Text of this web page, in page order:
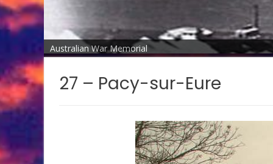
Australian War Memorial
27 – Pacy-sur-Eure